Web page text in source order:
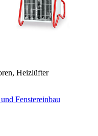
Heizlüfter
Fenstereinbau